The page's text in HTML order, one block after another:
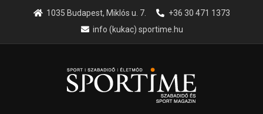
1035 Budapest, Miklós u. 7.
+36 30 471 1373
info (kukac) sportime.hu